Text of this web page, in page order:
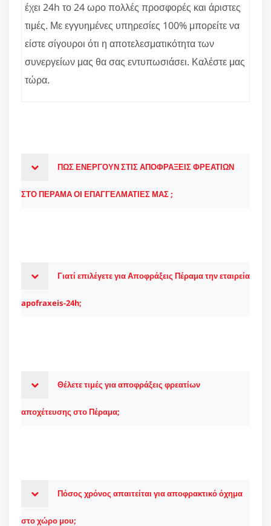
έχει 24h το 24 ωρο πολλές προσφορές και άριστες
τιμές. Με εγγυημένες υπηρεσίες 100% μπορείτε να
είστε σίγουροι ότι η αποτελεσματικότητα των
συνεργείων μας θα σας εντυπωσιάσει. Καλέστε μας
τώρα.
ΠΩΣ ΕΝΕΡΓΟΥΝ ΣΤΙΣ ΑΠΟΦΡΑΞΕΙΣ ΦΡΕΑΤΙΩΝ
ΣΤΟ ΠΕΡΑΜΑ ΟΙ ΕΠΑΓΓΕΛΜΑΤΙΕΣ ΜΑΣ ;
Γιατί επιλέγετε για Αποφράξεις Πέραμα την εταιρεία
apofraxeis-24h;
Θέλετε τιμές για αποφράξεις φρεατίων
αποχέτευσης στο Πέραμα;
Πόσος χρόνος απαιτείται για αποφρακτικό όχημα
στο χώρο μου;